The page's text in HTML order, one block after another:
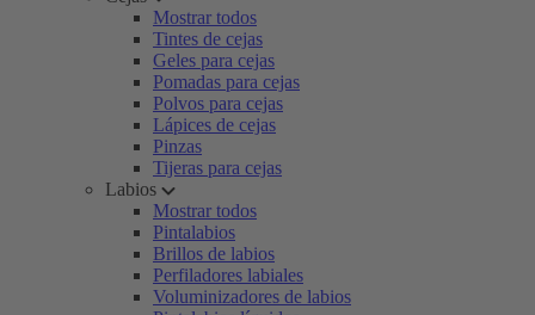
Mostrar todos
Tintes de cejas
Geles para cejas
Pomadas para cejas
Polvos para cejas
Lápices de cejas
Pinzas
Tijeras para cejas
Labios
Mostrar todos
Pintalabios
Brillos de labios
Perfiladores labiales
Voluminizadores de labios